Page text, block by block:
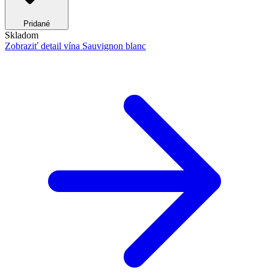
Pridané
Skladom
Zobraziť detail vína Sauvignon blanc